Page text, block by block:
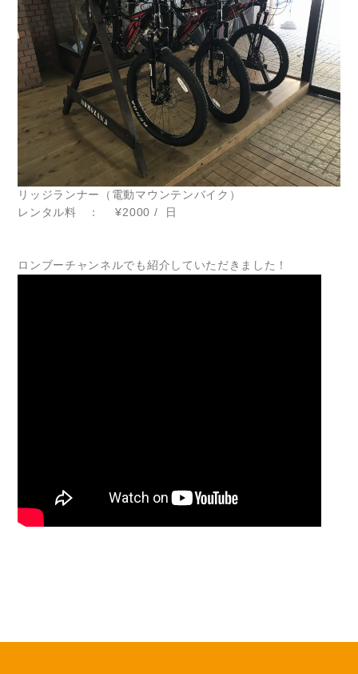
リッジランナー（電動マウンテンバイク）
レンタル料 ： ¥2000 / 日
ロンブーチャンネルでも紹介していただきました！